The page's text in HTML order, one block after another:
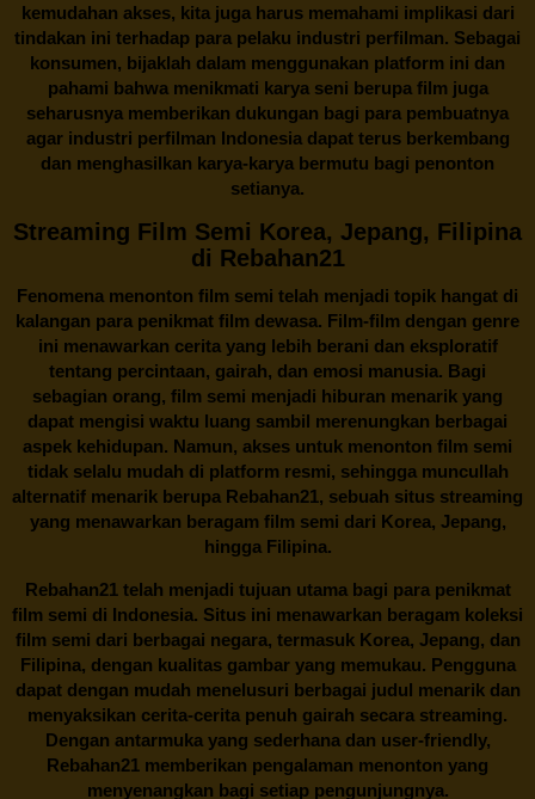
kemudahan akses, kita juga harus memahami implikasi dari
tindakan ini terhadap para pelaku industri perfilman. Sebagai
konsumen, bijaklah dalam menggunakan platform ini dan
pahami bahwa menikmati karya seni berupa film juga
seharusnya memberikan dukungan bagi para pembuatnya
agar industri perfilman Indonesia dapat terus berkembang
dan menghasilkan karya-karya bermutu bagi penonton
setianya.
Streaming Film Semi Korea, Jepang, Filipina
di Rebahan21
Fenomena menonton film semi telah menjadi topik hangat di
kalangan para penikmat film dewasa. Film-film dengan genre
ini menawarkan cerita yang lebih berani dan eksploratif
tentang percintaan, gairah, dan emosi manusia. Bagi
sebagian orang, film semi menjadi hiburan menarik yang
dapat mengisi waktu luang sambil merenungkan berbagai
aspek kehidupan. Namun, akses untuk menonton film semi
tidak selalu mudah di platform resmi, sehingga muncullah
alternatif menarik berupa Rebahan21, sebuah situs streaming
yang menawarkan beragam film semi dari Korea, Jepang,
hingga Filipina.
Rebahan21telah menjadi tujuan utama bagi para penikmat
film semi di Indonesia. Situs ini menawarkan beragam koleksi
film semi dari berbagai negara, termasuk Korea, Jepang, dan
Filipina, dengan kualitas gambar yang memukau. Pengguna
dapat dengan mudah menelusuri berbagai judul menarik dan
menyaksikan cerita-cerita penuh gairah secara streaming.
Dengan antarmuka yang sederhana dan user-friendly,
Rebahan21 memberikan pengalaman menonton yang
menyenangkan bagi setiap pengunjungnya.